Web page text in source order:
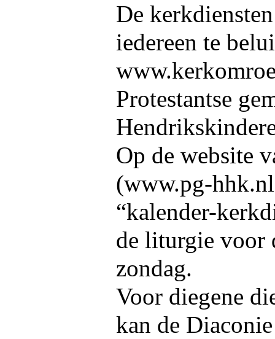
De
iedereen te
Protestantse
Op de website
(www.pg-
“kalender-
de liturgie voor
zondag.
Voor diegene
kan de